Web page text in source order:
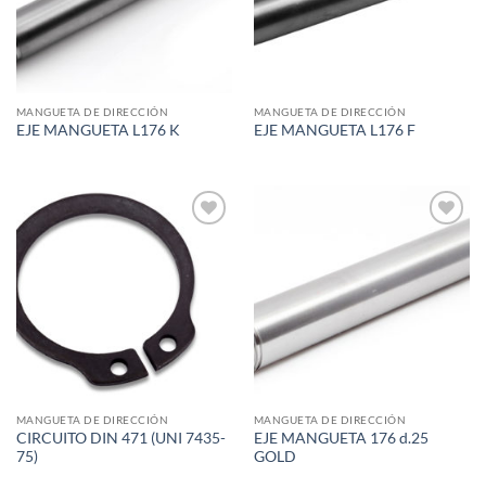
MANGUETA DE DIRECCIÓN
EJE MANGUETA L176 K
MANGUETA DE DIRECCIÓN
EJE MANGUETA L176 F
Add to
wishlist
MANGUETA DE DIRECCIÓN
CIRCUITO DIN 471 (UNI 7435-
75)
Add to
wishlist
MANGUETA DE DIRECCIÓN
EJE MANGUETA 176 d.25
GOLD